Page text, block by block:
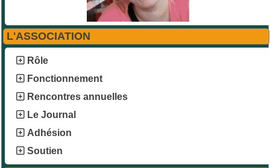
L'ASSOCIATION
Rôle
Fonctionnement
Rencontres annuelles
Le Journal
Adhésion
Soutien